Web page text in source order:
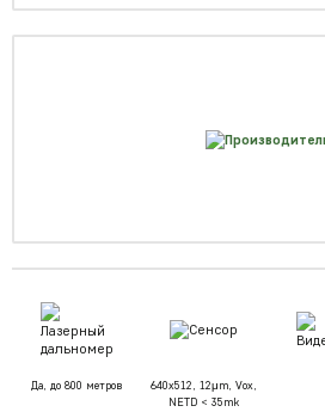
Да, до 800 метров
640x512, 12μm, Vox,
NETD < 35mk